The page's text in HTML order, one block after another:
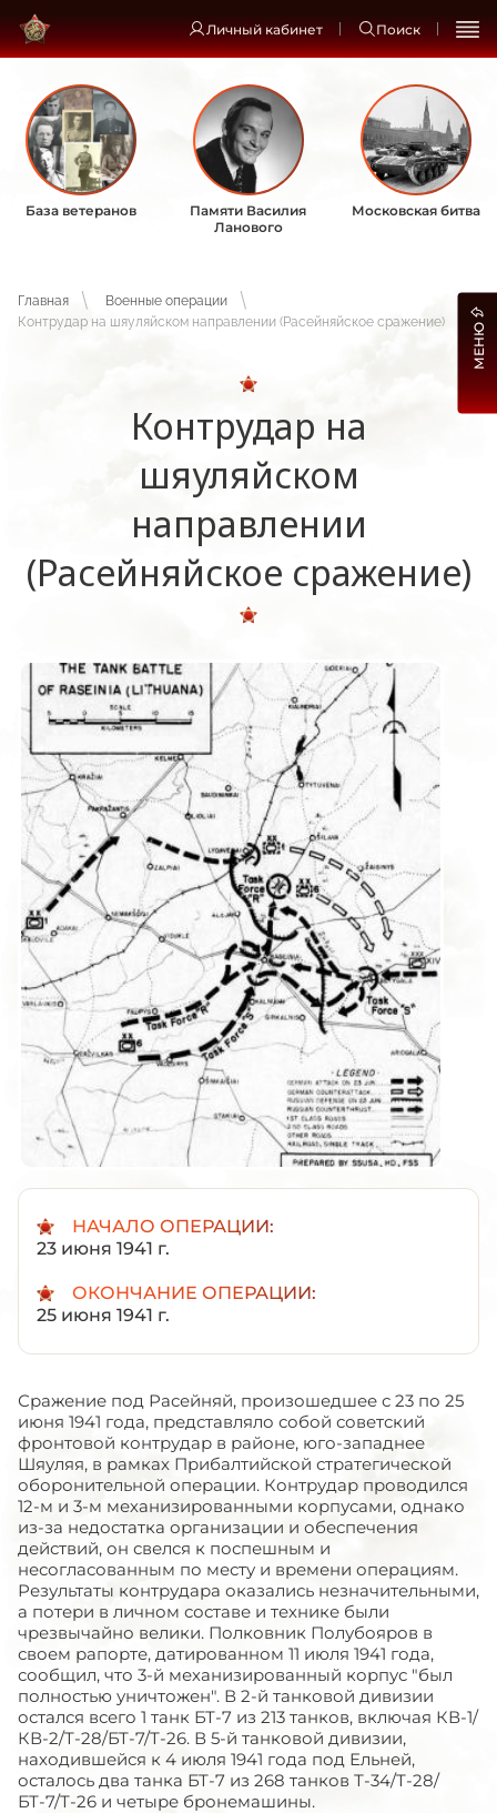
Личный кабинет Поиск
База ветеранов
Памяти Василия
Ланового
Московская битва
Главная
Военные операции
Контрудар на шяуляйском направлении (Расейняйское сражение)
Контрудар на
шяуляйском
направлении
(Расейняйское сражение)
НАЧАЛО ОПЕРАЦИИ:
23 июня 1941 г.
ОКОНЧАНИЕ ОПЕРАЦИИ:
25 июня 1941 г.
Сражение под Расейняй, произошедшее с 23 по 25
июня 1941 года, представляло собой советский
фронтовой контрудар в районе, юго-западнее
Шяуляя, в рамках Прибалтийской стратегической
оборонительной операции. Контрудар проводился
12-м и 3-м механизированными корпусами, однако
из-за недостатка организации и обеспечения
действий, он свелся к поспешным и
несогласованным по месту и времени операциям.
Результаты контрудара оказались незначительными,
а потери в личном составе и технике были
чрезвычайно велики. Полковник Полубояров в
своем рапорте, датированном 11 июля 1941 года,
сообщил, что 3-й механизированный корпус "был
полностью уничтожен". В 2-й танковой дивизии
остался всего 1 танк БТ-7 из 213 танков, включая КВ-1/
КВ-2/Т-28/БТ-7/Т-26. В 5-й танковой дивизии,
находившейся к 4 июля 1941 года под Ельней,
осталось два танка БТ-7 из 268 танков Т-34/Т-28/
БТ-7/Т-26 и четыре бронемашины.
МЕНЮ